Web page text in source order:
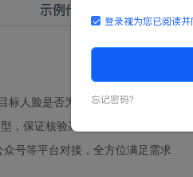
示例代码
标人脸是否为活体，无需用户配合做
，保证核验高准确率
号等平台对接，全方位满足需求
登录视为您已阅读并
忘记密码？